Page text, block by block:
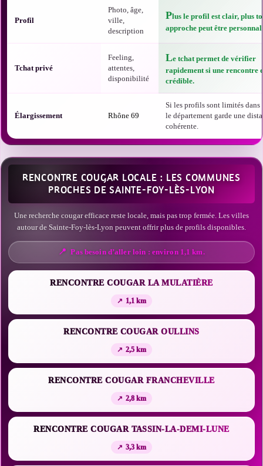
Profil
Photo, âge,
ville,
description
Plus le profil est clair, plus
approche peut être
Tchat privé
Feeling,
attentes,
disponibilité
Le tchat permet de vérifier
rapidement si une rencontre
crédible.
Élargissement Rhône 69
Si les profils sont limités dans
le département garde une
cohérente.
RENCONTRE COUGAR LOCALE : LES COMMUNES
PROCHES DE SAINTE-FOY-LÈS-LYON
Une recherche cougar efficace reste locale, mais pas trop fermée. Les villes
autour de Sainte-Foy-lès-Lyon peuvent offrir plus de profils disponibles.
Pas besoin d’aller loin : environ 1,1 km.
RENCONTRE COUGAR LA MULATIÈRE
1,1 km
RENCONTRE COUGAR OULLINS
2,5 km
RENCONTRE COUGAR FRANCHEVILLE
2,8 km
RENCONTRE COUGAR TASSIN-LA-DEMI-LUNE
3,3 km